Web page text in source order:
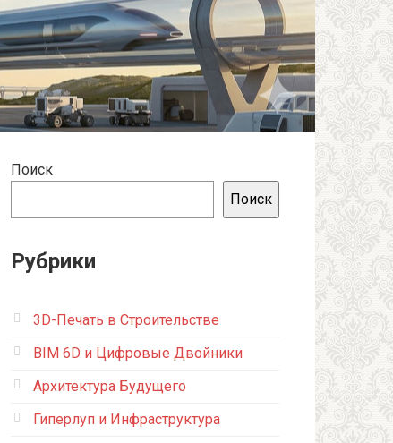
Поиск
Поиск
Рубрики
3D-Печать в Строительстве
BIM 6D и Цифровые Двойники
Архитектура Будущего
Гиперлуп и Инфраструктура